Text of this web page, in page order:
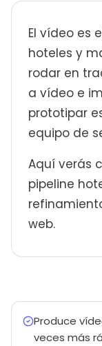
El vídeo es
hoteles y
rodar en
a vídeo e
prototipar
equipo de
Aquí verás
pipeline
web.
Produce
veces más